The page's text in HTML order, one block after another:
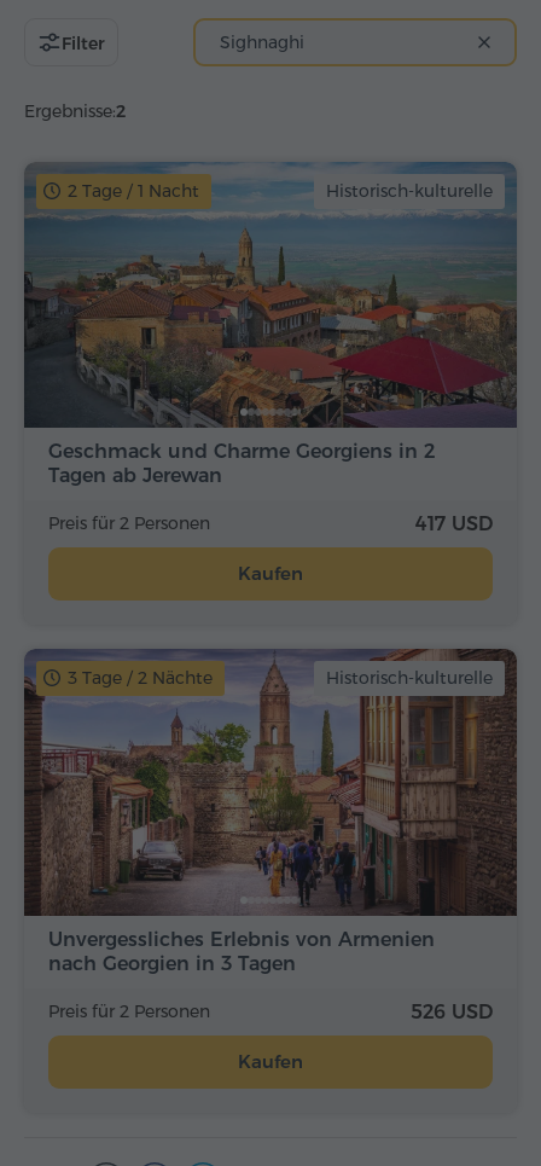
Ergebnisse:2
Filter Sighnaghi
2 Tage / 1 Nacht Historisch-kulturelle
Geschmack und Charme Georgiens in 2
Tagen ab Jerewan
Preis für 2 Personen 417 USD
Kaufen
3 Tage / 2 Nächte Historisch-kulturelle
Unvergessliches Erlebnis von Armenien
nach Georgien in 3 Tagen
Preis für 2 Personen 526 USD
Kaufen